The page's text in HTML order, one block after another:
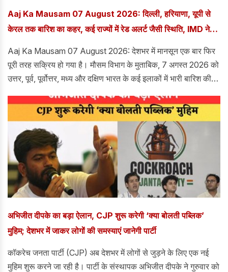
Aaj Ka Mausam 07 August 2026: दिल्ली, हरियाणा, यूपी से
केरल तक बारिश का कहर, कई राज्यों में रेड अलर्ट जैसी स्थिति, IMD ने
Aaj Ka Mausam 07 August 2026: देशभर में मानसून एक बार फिर
पूरी तरह सक्रिय हो गया है। मौसम विभाग के मुताबिक, 7 अगस्त 2026 को
उत्तर, पूर्व, पूर्वोत्तर, मध्य और दक्षिण भारत के कई इलाकों में भारी बारिश की
भी किया गया है। लगातारी बारिश की वजह से तापमान में गिरावट दर्ज की जा
सकती है। जिससे लोगों को गर्मी से राहत मिलेगी। वहीं दूसरी तरफ लोगों को
जलभराव, बाढ़ जैसी स्थिति का सामना करना पड़ सकता है।
अभिजीत दीपके का बड़ा ऐलान, CJP शुरू करेगी ‘क्या बोलती पब्लिक’
मुहिम; देशभर में जाकर लोगों की समस्याएं जानेगी पार्टी
कॉकरेच जनता पार्टी (CJP) अब देशभर में लोगों से जुड़ने के लिए एक नई
मुहिम शुरू करने जा रही है। पार्टी के संस्थापक अभिजीत दीपके ने गुरुवार को